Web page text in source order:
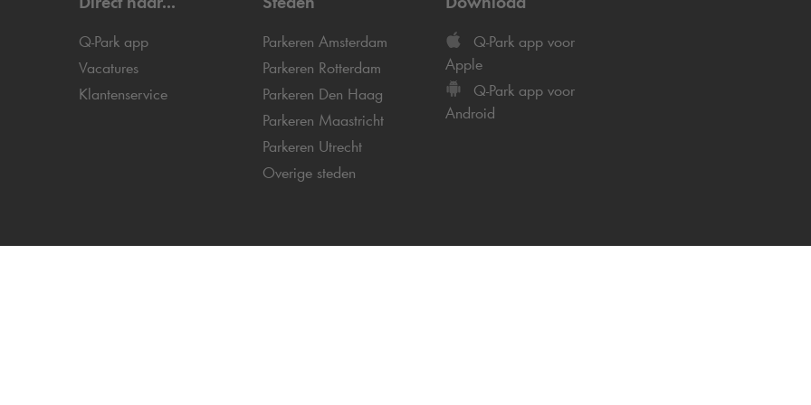
Q-Park app
Vacatures
Klantenservice
Parkeren Amsterdam
Parkeren Rotterdam
Parkeren Den Haag
Parkeren Maastricht
Parkeren Utrecht
Overige steden
Q-Park app voor
Apple
Q-Park app voor
Android